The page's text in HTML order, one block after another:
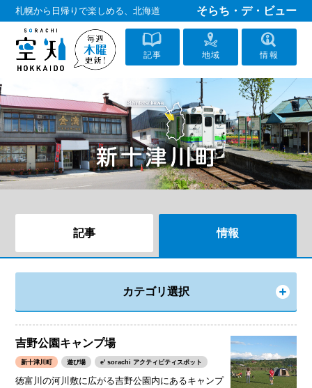
札幌から日帰りで楽しめる、北海道 そらち・デ・ビュー
記事 地域 情報
記事 情報
カテゴリ選択
吉野公園キャンプ場
新十津川町 遊び場 e' sorachi アクティビティスポット
徳富川の河川敷に広がる吉野公園内にあるキャンプ